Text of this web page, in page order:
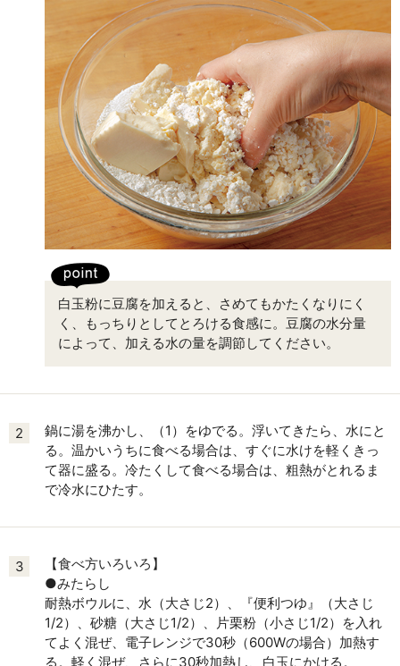
白玉粉に豆腐を加えると、さめてもかたくなりにく
く、もっちりとしてとろける食感に。豆腐の水分量
によって、加える水の量を調節してください。
2
鍋に湯を沸かし、（1）をゆでる。浮いてきたら、水にと
る。温かいうちに食べる場合は、すぐに水けを軽くきっ
て器に盛る。冷たくして食べる場合は、粗熱がとれるま
で冷水にひたす。
3
【食べ方いろいろ】
●みたらし
耐熱ボウルに、水（大さじ2）、『便利つゆ』（大さじ
1/2）、砂糖（大さじ1/2）、片栗粉（小さじ1/2）を入れ
てよく混ぜ、電子レンジで30秒（600Wの場合）加熱す
る。軽く混ぜ、さらに30秒加熱し、白玉にかける。